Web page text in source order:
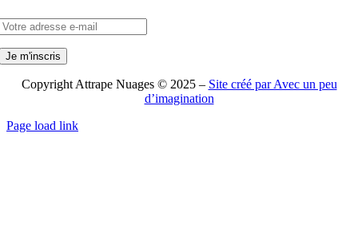
Copyright Attrape Nuages © 2025 – Site créé par Avec un peu
d’imagination
Page load link